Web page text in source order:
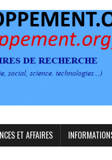
ET AFFAIRES